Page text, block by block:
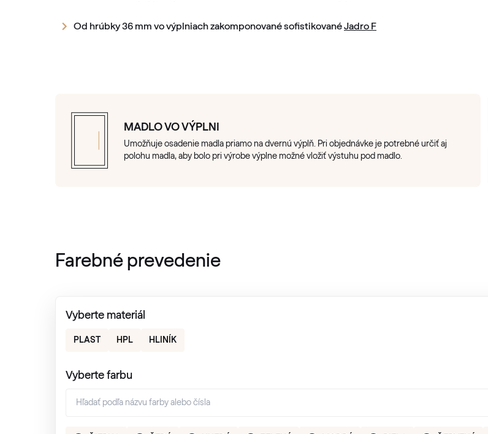
Od hrúbky 36 mm vo výplniach zakomponované sofistikovanéJadro F
MADLO VO VÝPLNI
Umožňuje osadenie madla priamo na dvernú výplň. Pri objednávke je potrebné určiť aj
polohu madla, aby bolo pri výrobe výplne možné vložiť výstuhu pod madlo.
Farebné prevedenie
Vyberte materiál
PLAST HPL HLINÍK
Vyberte farbu